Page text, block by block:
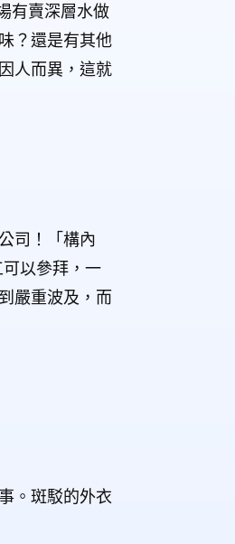
有賣深層水做
？還是有其他
人而異，這就
司！「構內
以參拜，一
嚴重波及，而
。斑駁的外衣